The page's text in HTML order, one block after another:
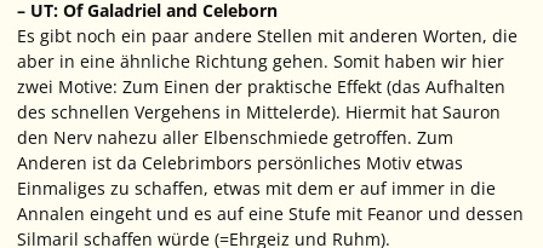
– UT: Of Galadriel and Celeborn
Es gibt noch ein paar andere Stellen mit anderen Worten, die
aber in eine ähnliche Richtung gehen. Somit haben wir hier
zwei Motive: Zum Einen der praktische Effekt (das Aufhalten
des schnellen Vergehens in Mittelerde). Hiermit hat Sauron
den Nerv nahezu aller Elbenschmiede getroffen. Zum
Anderen ist da Celebrimbors persönliches Motiv etwas
Einmaliges zu schaffen, etwas mit dem er auf immer in die
Annalen eingeht und es auf eine Stufe mit Feanor und dessen
Silmaril schaffen würde (=Ehrgeiz und Ruhm).